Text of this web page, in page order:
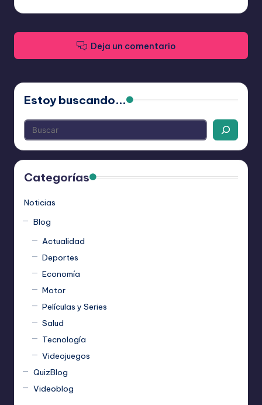
Deja un comentario
Estoy buscando...
Categorías
Noticias
Blog
Actualidad
Deportes
Economía
Motor
Películas y Series
Salud
Tecnología
Videojuegos
QuizBlog
Videoblog